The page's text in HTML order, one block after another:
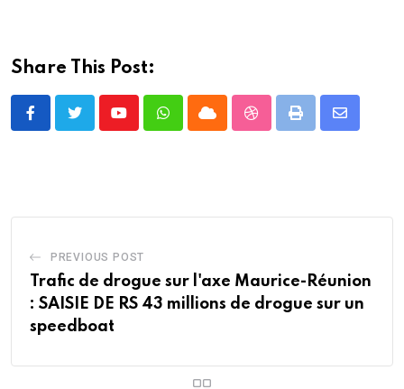
Share This Post:
YoutubeWhatsappCloud StumbleUpon
Print
Share
PREVIOUS POST
Trafic de drogue sur l'axe Maurice-Réunion
: SAISIE DE RS 43 millions de drogue sur un
speedboat